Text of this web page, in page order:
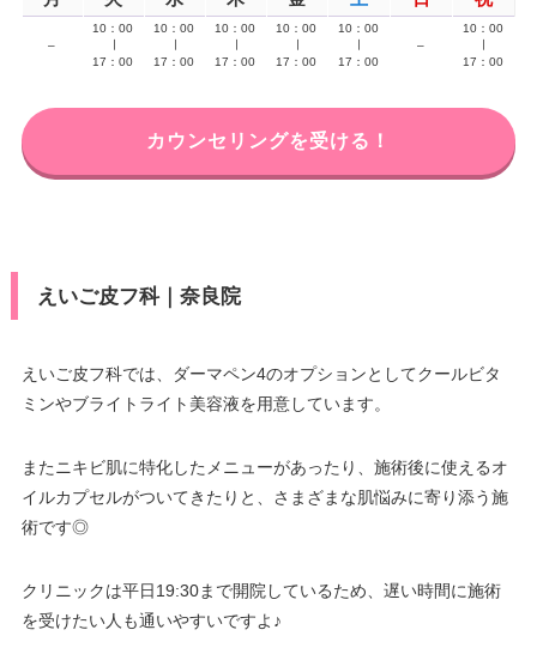
–
10：00
17：00
10：00
17：00
10：00
17：00
10：00
17：00
10：00
17：00
–
10：00
17：00
カウンセリングを受ける！
えいご皮フ科｜奈良院
えいご皮フ科では、ダーマペン4のオプションとしてクールビタ
ミンやブライトライト美容液を用意しています。
またニキビ肌に特化したメニューがあったり、施術後に使えるオ
イルカプセルがついてきたりと、さまざまな肌悩みに寄り添う施
術です◎
クリニックは平日19:30まで開院しているため、遅い時間に施術
を受けたい人も通いやすいですよ♪